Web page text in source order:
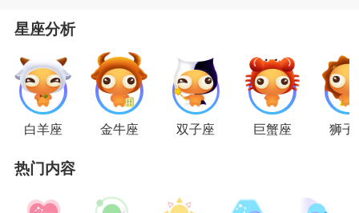
得要死。
星座乐原创文章，转载需注明出处
星座分析
白羊座 金牛座 双子座 巨蟹座 狮子
热门内容